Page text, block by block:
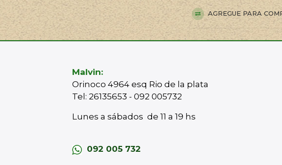
AGREGUE PARA
Malvin:
Orinoco 4964 esq Rio de la plata
Tel: 26135653 - 092 005732
Lunes a sábados de 11 a 19 hs
092 005 732